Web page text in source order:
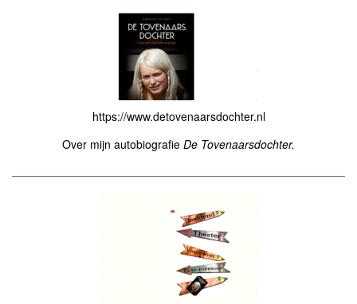
https://www.detovenaarsdochter.nl
Over mijn autobiografie De Tovenaarsdochter.